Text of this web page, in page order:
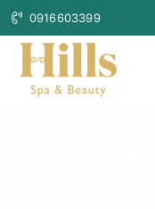
0916603399